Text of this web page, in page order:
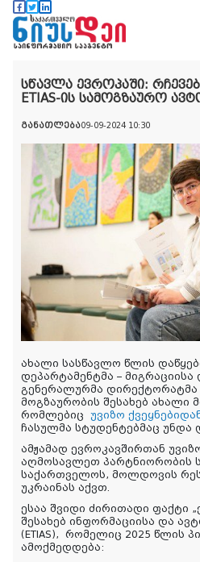
სწავლა ევროპაში:
ETIAS-ის სამოგზაურო
განათლება09-09-2024 10:30
ახალი სასწავლო წლის
დეპარტამენტმა – მიგრაციისა
გენერალურმა დირექტორატმა
მოგზაურობის შესახებ ახალი
რომლებიც უვიზო
ჩასულმა სტუდენტებმაც უნდა
ამჟამად ევროკავშირთან
აღმოსავლეთ პარტნიორობის
საქართველოს, მოლდოვის
უკრაინას აქვთ.
ესაა შვიდი ძირითადი ფაქტი
შესახებ ინფორმაციისა და
(ETIAS), რომელიც 2025 წლის
ამოქმედდება: